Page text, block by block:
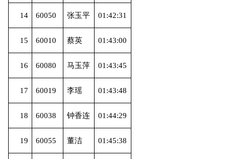
14 60050 张玉平 01:42:31
15 60010 蔡英 01:43:00
16 60080 马玉萍 01:43:45
17 60019 李瑶 01:43:48
18 60038 钟香连 01:44:29
19 60055 董洁 01:45:38